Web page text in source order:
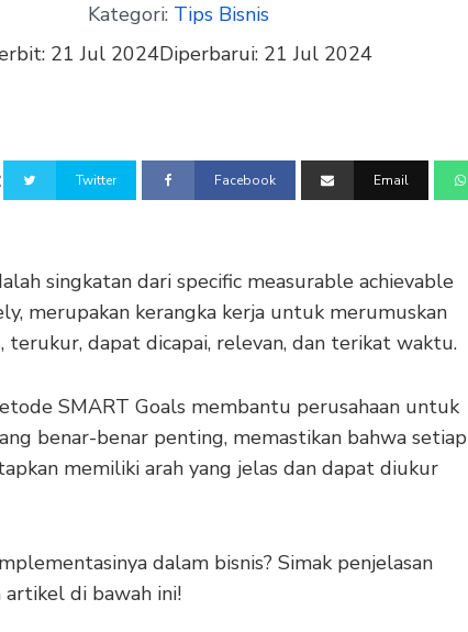
Kategori: Tips Bisnis
21 Jul 2024Diperbarui: 21 Jul 2024
Twitter Facebook Email
singkatan dari specific measurable achievable
merupakan kerangka kerja untuk merumuskan
terukur, dapat dicapai, relevan, dan terikat waktu.
SMART Goals membantu perusahaan untuk
benar-benar penting, memastikan bahwa setiap
memiliki arah yang jelas dan dapat diukur
dalam bisnis? Simak penjelasan
artikel di bawah ini!